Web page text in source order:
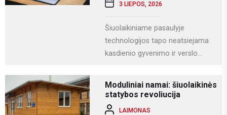
3 LIEPOS, 2026
Šiuolaikiniame pasaulyje
technologijos tapo neatsiejama
kasdienio gyvenimo ir verslo
komunikacijai ir įvairioms
specializuotoms užduotims...
Moduliniai namai: šiuolaikinės
statybos revoliucija
LAIMONAS